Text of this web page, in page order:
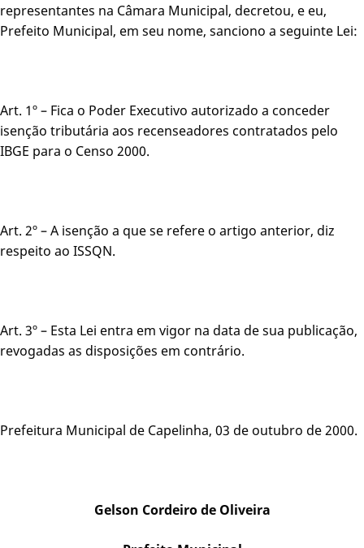
representantes na Câmara Municipal, decretou, e eu,
Prefeito Municipal, em seu nome, sanciono a seguinte Lei:
Art. 1º – Fica o Poder Executivo autorizado a conceder
isenção tributária aos recenseadores contratados pelo
IBGE para o Censo 2000.
Art. 2º – A isenção a que se refere o artigo anterior, diz
respeito ao ISSQN.
Art. 3º – Esta Lei entra em vigor na data de sua publicação,
revogadas as disposições em contrário.
Prefeitura Municipal de Capelinha, 03 de outubro de 2000.
Gelson Cordeiro de Oliveira